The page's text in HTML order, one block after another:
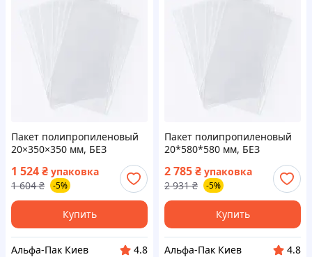
Пакет полипропиленовый
20×350×350 мм, БЕЗ
1 524₴ упаковка
1 604 ₴ -5%
Купить
Альфа-Пак Киев
4.8
Пакет полипропиленовый
20*580*580 мм, БЕЗ
2 785₴ упаковка
2 931 ₴ -5%
Купить
Альфа-Пак Киев
4.8